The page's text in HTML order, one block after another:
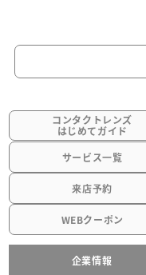
コンタクトレンズ
はじめてガイド
サービス一覧
来店予約
WEBクーポン
企業情報